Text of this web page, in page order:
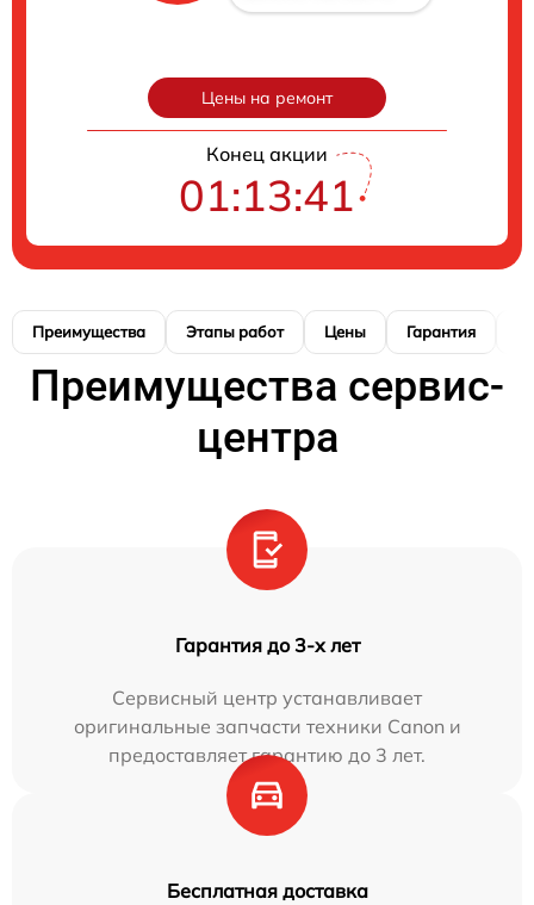
Цены на ремонт
Конец акции
01:13:40
Преимущества Этапы работ Цены Гарантия
Преимущества сервис-
центра
Гарантия до 3-х лет
Сервисный центр устанавливает
оригинальные запчасти техники Canon и
предоставляет гарантию до 3 лет.
Бесплатная доставка